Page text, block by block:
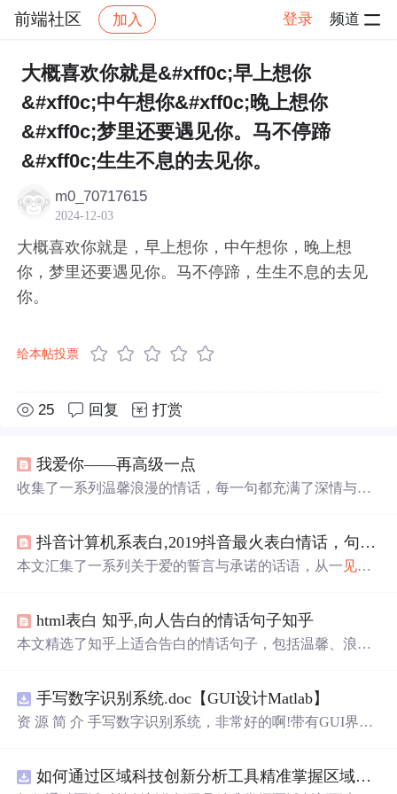
前端社区 加入 登录 频道
社区 前端社区 感慨 帖子详情
大概喜欢你就是&#xff0c;早上想你
&#xff0c;中午想你&#xff0c;晚上想你
&#xff0c;梦里还要遇见你。马不停蹄
&#xff0c;生生不息的去见你。
m0_70717615
2024-12-03
大概喜欢你就是，早上想你，中午想你，晚上想
你，梦里还要遇见你。马不停蹄，生生不息的去见
你。
给本帖投票
25 回复 打赏
我爱你——再高级一点
收集了一系列温馨浪漫的情话，每一句都充满了深情与爱
抖音计算机系表白,2019抖音最火表白情话，句句唯美深情！
本文汇集了一系列关于爱的誓言与承诺的话语，从一 见钟
html表白 知乎,向人告白的情话句子知乎
本文精选了知乎上适合告白的情话句子，包括温馨、浪
手写数字识别系统.doc【GUI设计Matlab】
资 源 简 介 手写数字识别系统，非常好的啊!带有GUI界
带有直观的图形用户界面（GUI），非常容易使用。你只
如何通过区域科技创新分析工具精准掌握区域创新要素分布与产业链融合现状？.docx